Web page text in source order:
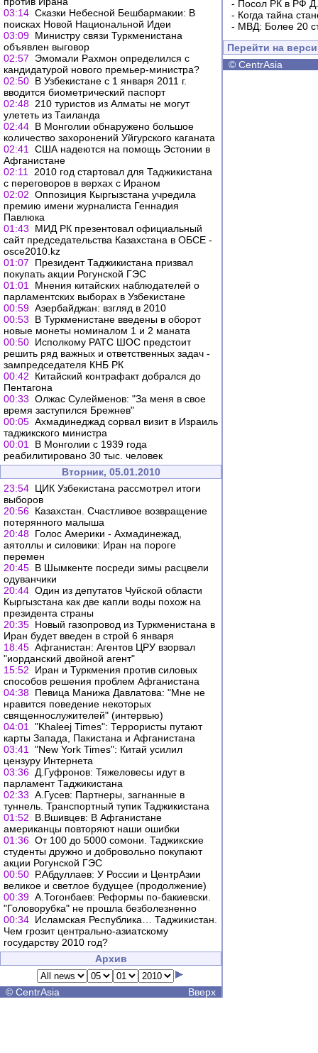
03:14 Сказки Небесной Бешбармакии: В
поисках Новой Национальной Идеи
03:09 Министру связи Туркменистана
объявлен выговор
02:57
Эмомали Рахмон определился с
кандидатурой нового премьер-министра?
02:50 В Узбекистане с 1 января 2011 г.
вводится биометрический паспорт
02:48 210 туристов из Алматы не могут
улететь из Таиланда
02:44 В Монголии обнаружено большое
количество захоронений Уйгурского каганата
02:41
США надеются на помощь Эстонии в
Афганистане
02:11
2010 год стартовал для Таджикистана
с переговоров в верхах с Ираном
02:02 Оппозиция Кыргызстана учредила
премию имени журналиста Геннадия
Павлюка
01:43
МИД РК презентовал официальный
сайт председательства Казахстана в ОБСЕ -
osce2010.kz
01:07
Президент Таджикистана призвал
покупать акции Рогунской ГЭС
01:01
Мнения китайских наблюдателей о
парламентских выборах в Узбекистане
00:59 Азербайджан: взгляд в 2010
00:53
В Туркменистане введены в оборот
новые монеты номиналом 1 и 2 маната
00:50 Исполкому РАТС ШОС предстоит
решить ряд важных и ответственных задач -
зампредседателя КНБ РК
00:42
Китайский контрафакт добрался до
Пентагона
00:33 Олжас Сулейменов: "За меня в свое
время заступился Брежнев"
00:05 Ахмадинеджад сорвал визит в Израиль
таджикского министра
00:01
В Монголии с 1939 года
реабилитировано 30 тыс. человек
Вторник, 05.01.2010
23:54 ЦИК Узбекистана рассмотрел итоги
выборов
20:56 Казахстан. Счастливое возвращение
потерянного малыша
20:48 Голос Америки - Ахмадинежад,
аятоллы и силовики: Иран на пороге
перемен
20:45 В Шымкенте посреди зимы расцвели
одуванчики
20:44 Один из депутатов Чуйской области
Кыргызстана как две капли воды похож на
президента страны
20:35 Новый газопровод из Туркменистана в
Иран будет введен в строй 6 января
18:45 Афганистан: Агентов ЦРУ взорвал
"иорданский двойной агент"
15:52
Иран и Туркмения против силовых
способов решения проблем Афганистана
04:38 Певица Манижа Давлатова: "Мне не
нравится поведение некоторых
священнослужителей" (интервью)
04:01
"Khaleej Times": Террористы путают
карты Запада, Пакистана и Афганистана
03:41
"New York Times": Китай усилил
цензуру Интернета
03:36 Д.Гуфронов: Тяжеловесы идут в
парламент Таджикистана
02:33 А.Гусев: Партнеры, загнанные в
туннель. Транспортный тупик Таджикистана
01:52
В.Вшивцев: В Афганистане
американцы повторяют наши ошибки
01:36 От 100 до 5000 сомони. Таджикские
студенты дружно и добровольно покупают
акции Рогунской ГЭС
00:50 Р.Абдуллаев: У России и ЦентрАзии
великое и светлое будущее (продолжение)
00:39 А.Тогонбаев: Реформы по-бакиевски.
"Головорубка" не прошла безболезненно
00:34 Исламская Республика… Таджикистан.
Чем грозит центрально-азиатскому
государству 2010 год?
Архив
© CentrAsia Вверх
- Посол РК в РФ
- Когда тайна
- МВД: Более 20
Перейти на
© CentrAsia